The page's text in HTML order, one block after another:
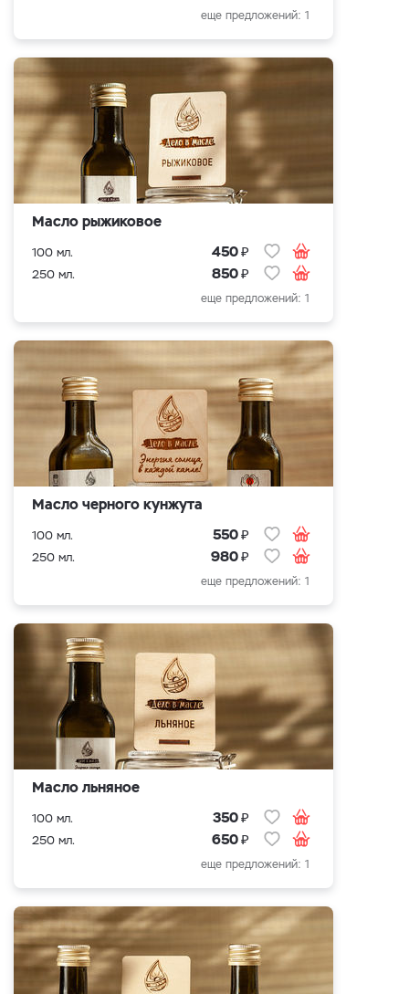
еще предложений: 1
Масло рыжиковое
100 мл. 450₽
250 мл. 850₽
еще предложений: 1
Масло черного кунжута
100 мл. 550₽
250 мл. 980₽
еще предложений: 1
Масло льняное
100 мл. 350₽
250 мл. 650₽
еще предложений: 1